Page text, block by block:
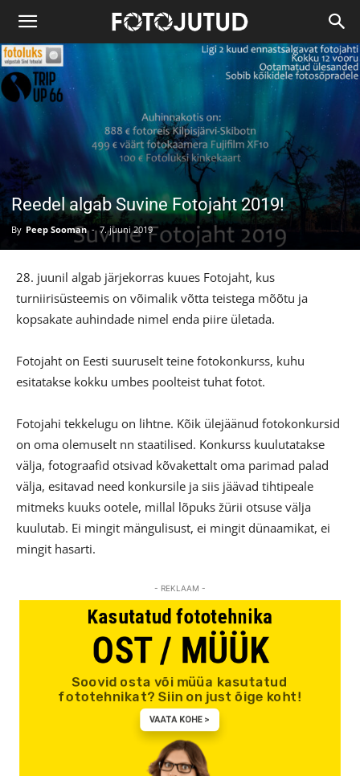
Reedel algab Suvine Fotojaht 2019!
By Peep Sooman - 7. juuni 2019
28. juunil algab järjekorras kuues Fotojaht, kus
turniirisüsteemis on võimalik võtta teistega mõõtu ja
kopsakate auhindade nimel enda piire ületada.
Fotojaht on Eesti suuruselt teine fotokonkurss, kuhu
esitatakse kokku umbes poolteist tuhat fotot.
Fotojahi tekkelugu on lihtne. Kõik ülejäänud fotokonkursid
on oma olemuselt nn staatilised. Konkurss kuulutatakse
välja, fotograafid otsivad kõvakettalt oma parimad palad
välja, esitavad need konkursile ja siis jäävad tihtipeale
mitmeks kuuks ootele, millal lõpuks žürii otsuse välja
kuulutab. Ei mingit mängulisust, ei mingit dünaamikat, ei
mingit hasarti.
- REKLAAM -